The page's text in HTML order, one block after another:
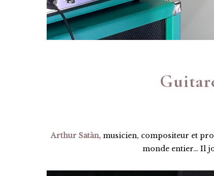
Arthur Satàn, musicien, compositeur et
monde entier… Il